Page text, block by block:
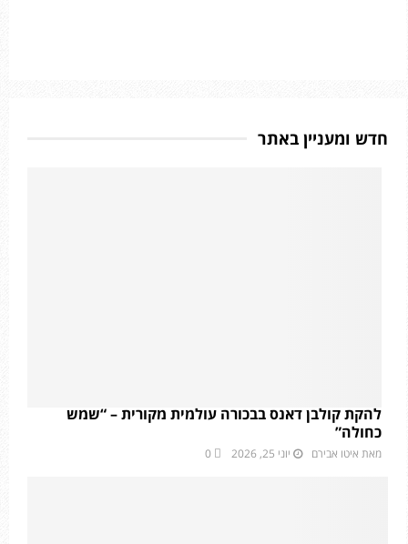
חדש ומעניין באתר
להקת קולבן דאנס בבכורה עולמית מקורית – “שמש
כחולה”
מאת איטו אבירם יוני 25, 2026 0